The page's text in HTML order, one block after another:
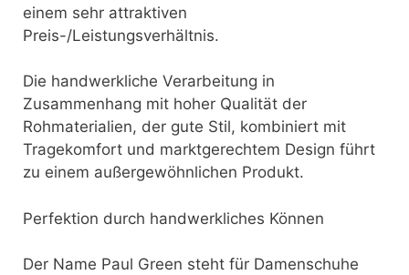
einem sehr attraktiven
Preis-/Leistungsverhältnis.
Die handwerkliche Verarbeitung in
Zusammenhang mit hoher Qualität der
Rohmaterialien, der gute Stil, kombiniert mit
Tragekomfort und marktgerechtem Design führt
zu einem außergewöhnlichen Produkt.
Perfektion durch handwerkliches Können
Der Name Paul Green steht für Damenschuhe